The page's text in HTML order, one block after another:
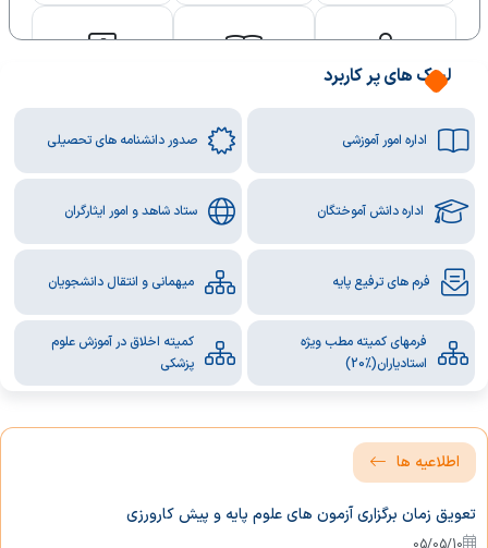
جشنواره شهید
مطهری ثنا
آزمون فرادید علم سنجی
شهریه پردیس فناوری های نوین
فیلم اخذ سوابق
تحصیلی آزمون ها
فصلنامه نخبگان
لینک های پر کاربرد
اداره امور آموزشی صدور دانشنامه های تحصیلی
اداره دانش آموختگان ستاد شاهد و امور ایثارگران
فرم های ترفیع پایه میهمانی و انتقال دانشجویان
فرمهای کمیته مطب ویژه
استادیاران(%20)
کمیته اخلاق در آموزش علوم
پزشکی
اطلاعیه ها
تعویق زمان برگزاری آزمون های علوم پایه و پیش کارورزی